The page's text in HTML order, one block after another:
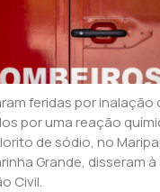
feridas por inalação
por uma reação
de sódio, no
Grande, disseram
Civil.